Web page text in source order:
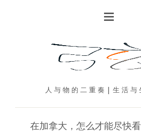
人 与 物 的 二 重 奏 | 生 活 与
在加拿大，怎么才能尽快